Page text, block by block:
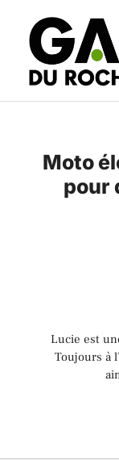
contenu
Moto
pour
Lucie est
Toujours à